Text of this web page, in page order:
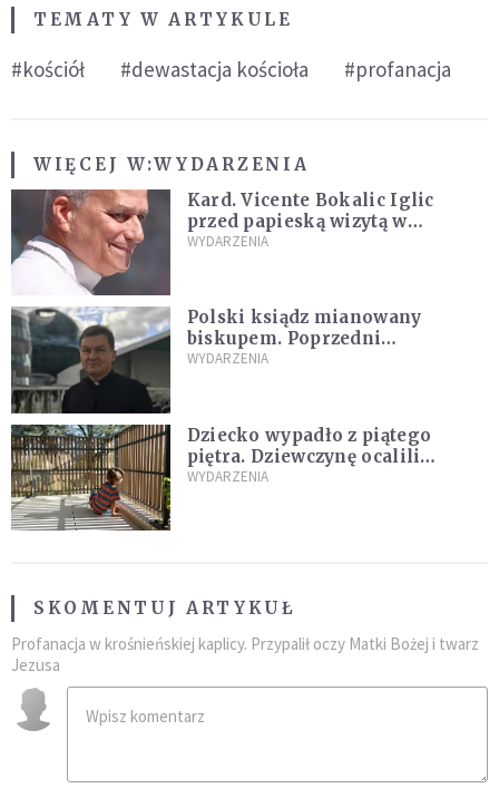
TEMATY W ARTYKULE
#kościół #dewastacja kościoła #profanacja
WIĘCEJ W:WYDARZENIA
Kard. Vicente Bokalic Iglic
przed papieską wizytą w
Argentynie: Nasz pokorny lud
WYDARZENIA
Polski ksiądz mianowany
biskupem. Poprzedni
ordynariusz zrezygnował
WYDARZENIA
Dziecko wypadło z piątego
piętra. Dziewczynę ocalili
sąsiedzi
WYDARZENIA
SKOMENTUJ ARTYKUŁ
Profanacja w krośnieńskiej kaplicy. Przypalił oczy Matki Bożej i twarz
Jezusa